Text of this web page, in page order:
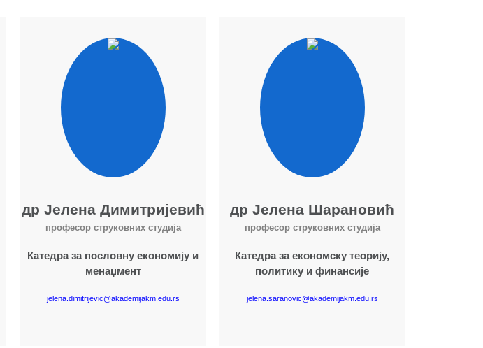
др Јелена Димитријевић
професор струковних студија
Катедра за пословну економију и
менаџмент
jelena.dimitrijevic@akademijakm.edu.rs
др Јелена Шарановић
професор струковних студија
Катедра за економску теорију,
политику и финансије
jelena.saranovic@akademijakm.edu.rs